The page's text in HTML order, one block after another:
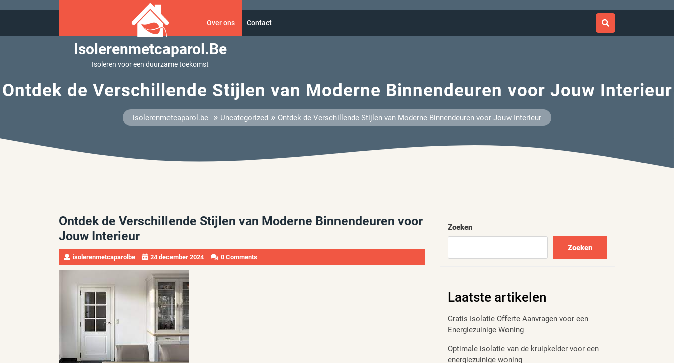
Isolerenmetcaparol.be
Isoleren voor een duurzame toekomst
Over ons Contact
Ontdek de Verschillende Stijlen van Moderne Binnendeuren voor Jouw Interieur
isolerenmetcaparol.be » Uncategorized » Ontdek de Verschillende Stijlen van Moderne Binnendeuren voor Jouw Interieur
Ontdek de Verschillende Stijlen van Moderne Binnendeuren voor
Jouw Interieur
isolerenmetcaparolbe 24 december 2024 0 Comments
Zoeken
Zoeken
Laatste artikelen
Gratis Isolatie Offerte Aanvragen voor een
Energiezuinige Woning
Optimale isolatie van de kruipkelder voor een
energiezuinige woning